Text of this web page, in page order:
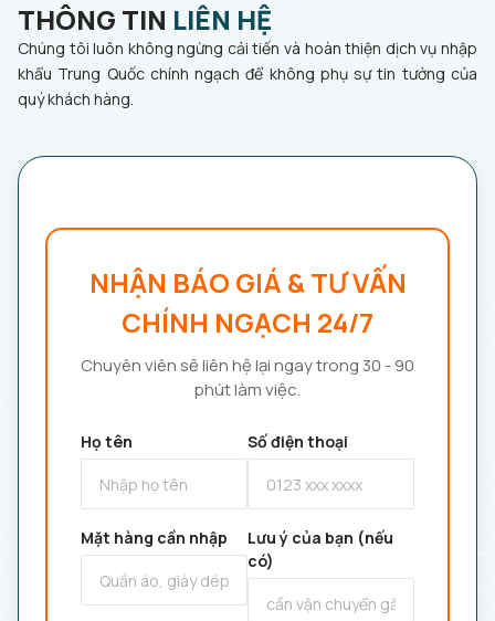
THÔNG TIN LIÊN HỆ
Chúng tôi luôn không ngừng cải tiến và hoàn thiện dịch vụ nhập
khẩu Trung Quốc chính ngạch để không phụ sự tin tưởng của
quý khách hàng.
NHẬN BÁO GIÁ & TƯ VẤN
CHÍNH NGẠCH 24/7
Chuyên viên sẽ liên hệ lại ngay trong 30 - 90
phút làm việc.
Họ tên Số điện thoại
Mặt hàng cần nhập
Lưu ý của bạn (nếu
có)